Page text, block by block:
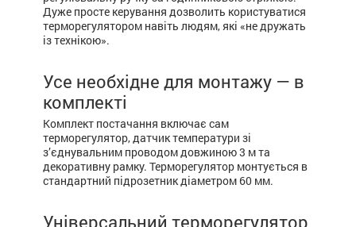
Дуже просте керування дозволить користуватися
терморегулятором навіть людям, які «не дружать
із технікою».
Усе необхідне для монтажу — в
комплекті
Комплект постачання включає сам
терморегулятор, датчик температури зі
з’єднувальним проводом довжиною 3 м та
декоративну рамку. Терморегулятор монтується в
стандартний підрозетник діаметром 60 мм.
Універсальний терморегулятор